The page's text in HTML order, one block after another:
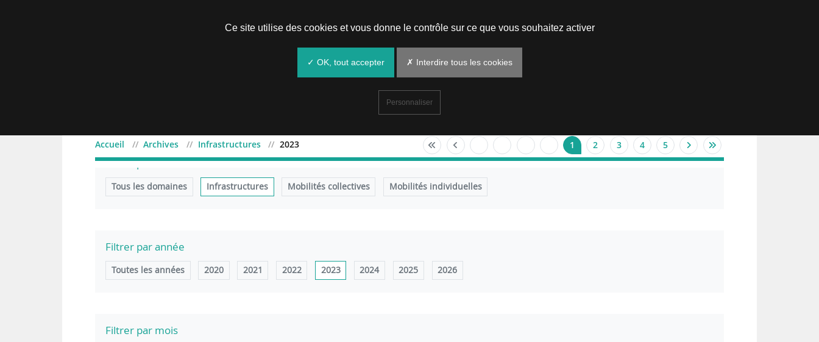
Accueil Archives Infrastructures 2023 1 2 3 4 5
Filtrer par domaine
Tous les domaines Infrastructures Mobilités collectives Mobilités individuelles
Filtrer par année
Toutes les années 2020 2021 2022 2023 2024 2025 2026
Filtrer par mois
Ce site utilise des cookies et vous donne le contrôle sur ce que vous souhaitez activer
✓ OK, tout accepter ✗ Interdire tous les cookies
Personnaliser